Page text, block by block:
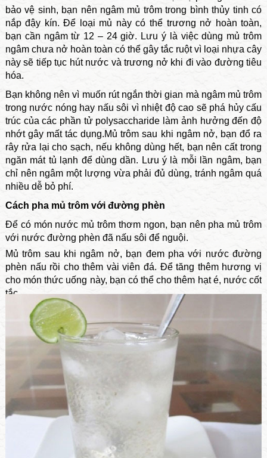
bảo vệ sinh, bạn nên ngâm mủ trôm trong bình thủy tinh có
nắp đậy kín. Để loại mủ này có thể trương nở hoàn toàn,
bạn cần ngâm từ 12 – 24 giờ. Lưu ý là việc dùng mủ trôm
ngâm chưa nở hoàn toàn có thể gây tắc ruộtvì loại nhựa cây
này sẽ tiếp tục hút nước và trương nở khi đi vào đường tiêu
hóa.
Bạn không nên vì muốn rút ngắn thời gian mà ngâm mủ trôm
trong nước nóng hay nấu sôi vì nhiệt độ cao sẽ phá hủy cấu
trúc của các phần tử polysaccharide làm ảnh hưởng đến độ
nhớt gây mất tác dụng.Mủ trôm sau khi ngâm nở, bạn đổ ra
rây rửa lại cho sạch, nếu không dùng hết, bạn nên cất trong
ngăn mát tủ lạnh để dùng dần. Lưu ý là mỗi lần ngâm, bạn
chỉ nên ngâm một lượng vừa phải đủ dùng, tránh ngâm quá
nhiều dễ bỏ phí.
Cách pha mủ trôm với đường phèn
Để có món nước mủ trôm thơm ngon, bạn nên pha mủ trôm
với nước đường phèn đã nấu sôi để nguội.
Mủ trôm sau khi ngâm nở, bạn đem pha với nước đường
phèn nấu rồi cho thêm vài viên đá. Để tăng thêm hương vị
cho món thức uống này, bạn có thể cho thêm hạt é, nước cốt
tắc.